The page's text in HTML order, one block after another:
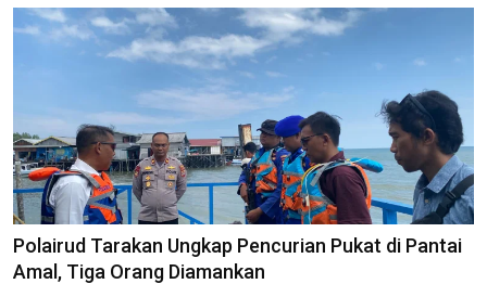
Polairud Tarakan Ungkap Pencurian Pukat di Pantai
Amal, Tiga Orang Diamankan